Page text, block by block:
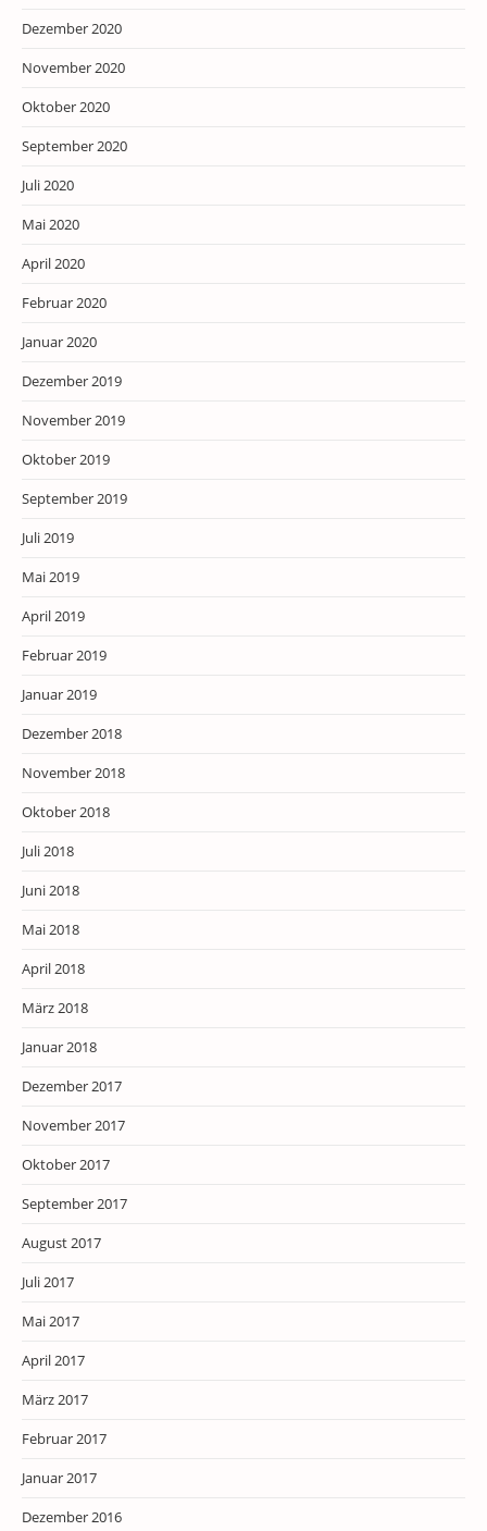
Dezember 2020
November 2020
Oktober 2020
September 2020
Juli 2020
Mai 2020
April 2020
Februar 2020
Januar 2020
Dezember 2019
November 2019
Oktober 2019
September 2019
Juli 2019
Mai 2019
April 2019
Februar 2019
Januar 2019
Dezember 2018
November 2018
Oktober 2018
Juli 2018
Juni 2018
Mai 2018
April 2018
März 2018
Januar 2018
Dezember 2017
November 2017
Oktober 2017
September 2017
August 2017
Juli 2017
Mai 2017
April 2017
März 2017
Februar 2017
Januar 2017
Dezember 2016